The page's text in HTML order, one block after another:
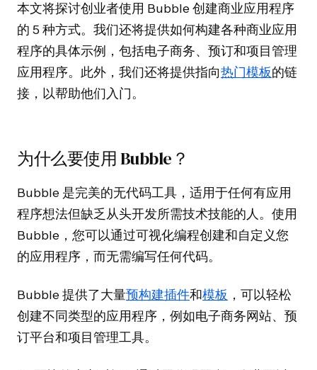
本文将探讨创业者使用 Bubble 创建商业应用程序
的 5 种方式。我们还将提供如何构建各种商业应用
程序的具体示例，包括电子商务、预订和项目管理
应用程序。此外，我们还将提供指向热门模板的链
接，以帮助他们入门。
为什么要使用 Bubble？
Bubble 是完美的无代码工具，适用于任何有应用
程序想法但缺乏从头开发所需技术技能的人。使用
Bubble，您可以通过可视化编程创建和自定义您
的应用程序，而无需编写任何代码。
Bubble 提供了大量预构建插件和模板 ，可以轻松
创建不同类型的应用程序，例如电子商务网站、预
订平台和项目管理工具。